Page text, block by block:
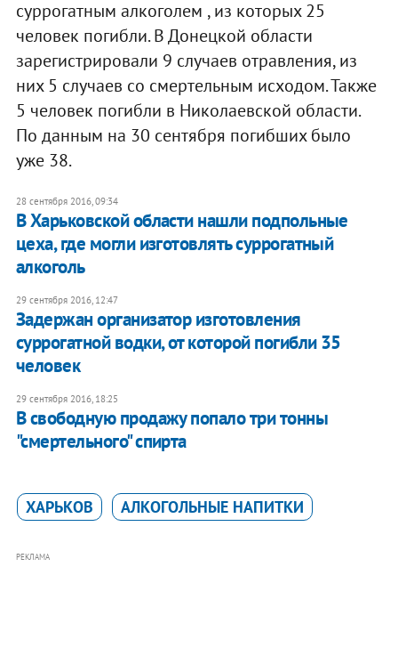
суррогатным алкоголем , из которых 25
человек погибли. В Донецкой области
зарегистрировали 9 случаев отравления, из
них 5 случаев со смертельным исходом. Также
5 человек погибли в Николаевской области.
По данным на 30 сентября погибших было
уже 38.
28 сентября 2016, 09:34
В Харьковской области нашли подпольные
цеха, где могли изготовлять суррогатный
алкоголь
29 сентября 2016, 12:47
Задержан организатор изготовления
суррогатной водки, от которой погибли 35
человек
29 сентября 2016, 18:25
В свободную продажу попало три тонны
"смертельного" спирта
ХАРЬКОВ АЛКОГОЛЬНЫЕ НАПИТКИ
РЕКЛАМА